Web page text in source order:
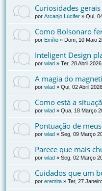
Curiosidades
por Arcanjo Lúcifer » Qui,
Como Bolsonaro
por Emílio » Dom, 10 Maio
Inteligent Design
por wlad » Ter, 28 Abril
A magia do
por wlad » Qui, 02 Abril
Como está a
por wlad » Qua, 18 Março
Pontuação de
por wlad » Seg, 09 Março
Parece que mais
por wlad » Seg, 02 Março
Cuidados que um
por eremita » Ter, 27